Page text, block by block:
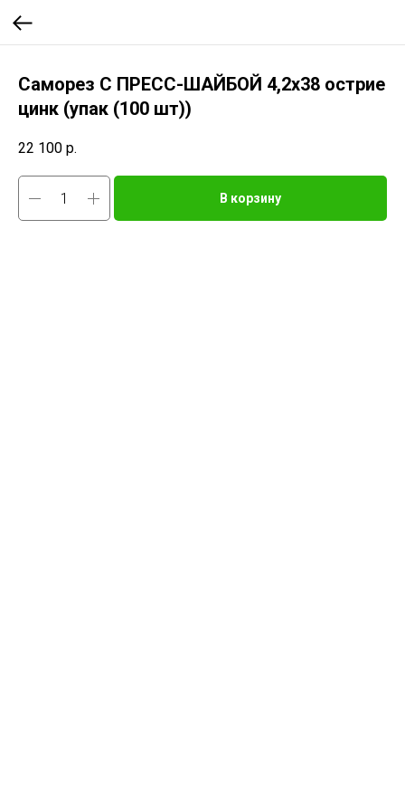
Саморез С ПРЕСС-ШАЙБОЙ 4,2х38 острие
цинк (упак (100 шт))
22 100 р.
В корзину